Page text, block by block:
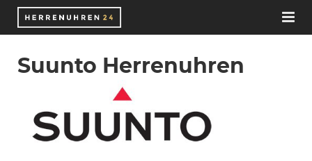
Schweizer Uhrenmarken
Deutsche Uhrenhersteller
Uhren
Automatikuhren
Zubehör
Suunto Herrenuhren